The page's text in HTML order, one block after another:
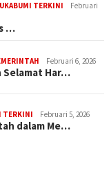
TERKINI
Februari
…
Februari 6, 2026
Selamat Har…
TERKINI Februari 5, 2026
dalam Me…